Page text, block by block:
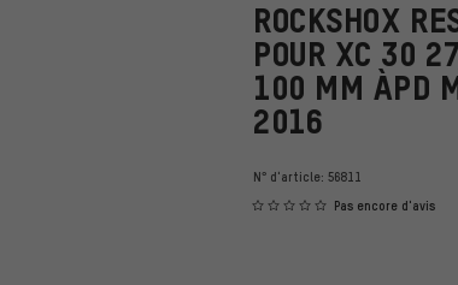
ROCKSHOX
POUR XC 30
100 MM ÀPD
2016
N° d'article: 56811
Pas encore d'avis